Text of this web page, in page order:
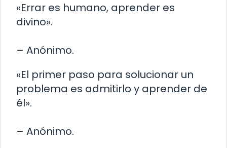
«Errar es humano, aprender es
divino».
– Anónimo.
«El primer paso para solucionar un
problema es admitirlo y aprender de
él».
– Anónimo.